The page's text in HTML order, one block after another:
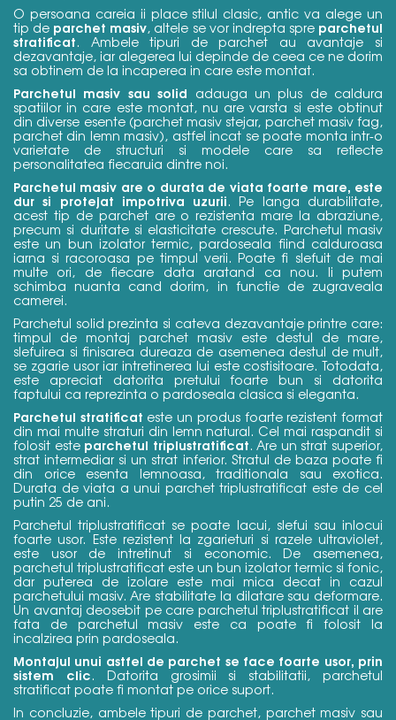
O persoana careia ii place stilul clasic, antic va alege un
tip de parchet masiv, altele se vor indrepta spre parchetul
stratificat. Ambele tipuri de parchet au avantaje si
dezavantaje, iar alegerea lui depinde de ceea ce ne dorim
sa obtinem de la incaperea in care este montat.
Parchetul masiv sau solid adauga un plus de caldura
spatiilor in care este montat, nu are varsta si este obtinut
din diverse esente (parchet masiv stejar, parchet masiv fag,
parchet din lemn masiv), astfel incat se poate monta intr-o
varietate de structuri si modele care sa reflecte
personalitatea fiecaruia dintre noi.
Parchetul masiv are o durata de viata foarte mare, este
dur si protejat impotriva uzurii. Pe langa durabilitate,
acest tip de parchet are o rezistenta mare la abraziune,
precum si duritate si elasticitate crescute. Parchetul masiv
este un bun izolator termic, pardoseala fiind calduroasa
iarna si racoroasa pe timpul verii. Poate fi slefuit de mai
multe ori, de fiecare data aratand ca nou. Ii putem
schimba nuanta cand dorim, in functie de zugraveala
camerei.
Parchetul solid prezinta si cateva dezavantaje printre care:
timpul de montaj parchet masiv este destul de mare,
slefuirea si finisarea dureaza de asemenea destul de mult,
se zgarie usor iar intretinerea lui este costisitoare. Totodata,
este apreciat datorita pretului foarte bun si datorita
faptului ca reprezinta o pardoseala clasica si eleganta.
Parchetul stratificat este un produs foarte rezistent format
din mai multe straturi din lemn natural. Cel mai raspandit si
folosit este parchetul triplustratificat. Are un strat superior,
strat intermediar si un strat inferior. Stratul de baza poate fi
din orice esenta lemnoasa, traditionala sau exotica.
Durata de viata a unui parchet triplustratificat este de cel
putin 25 de ani.
Parchetul triplustratificat se poate lacui, slefui sau inlocui
foarte usor. Este rezistent la zgarieturi si razele ultraviolet,
este usor de intretinut si economic. De asemenea,
parchetul triplustratificat este un bun izolator termic si fonic,
dar puterea de izolare este mai mica decat in cazul
parchetului masiv. Are stabilitate la dilatare sau deformare.
Un avantaj deosebit pe care parchetul triplustratificat il are
fata de parchetul masiv este ca poate fi folosit la
incalzirea prin pardoseala.
Montajul unui astfel de parchet se face foarte usor, prin
sistem clic. Datorita grosimii si stabilitatii, parchetul
stratificat poate fi montat pe orice suport.
In concluzie, ambele tipuri de parchet, parchet masiv sau